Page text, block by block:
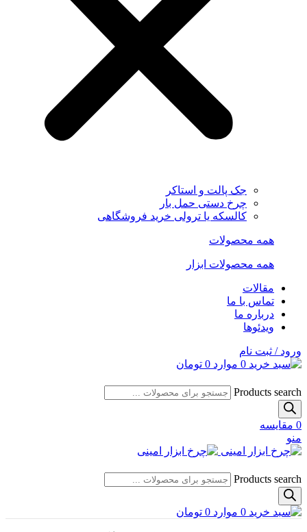
جک پالت و استاکر
چرخ دستی حمل بار
کالسکه یا ترولی خرید فروشگاهی
همه محصولات
همه محصولات ابزار
مقالات
تماس با ما
درباره ما
ویدئوها
ورود / ثبت نام
0 موارد 0 تومان
Products search
0 مقایسه
منو
Products search
0 موارد 0 تومان